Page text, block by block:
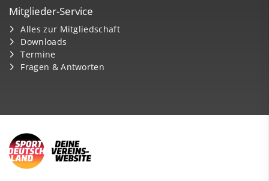
Mitglieder-Service
Alles zur Mitgliedschaft
Downloads
Termine
Fragen & Antworten